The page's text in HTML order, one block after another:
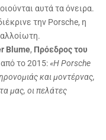
αυτά τα όνειρα.
την Porsche, η
Blume, Πρόεδρος του
από το 2015:«Η Porsche
και μοντέρνας,
μας, οι πελάτες